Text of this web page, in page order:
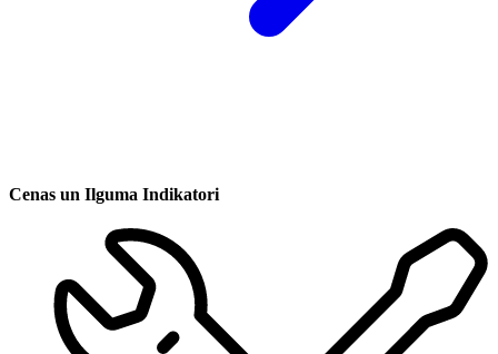
Cenas un Ilguma Indikatori